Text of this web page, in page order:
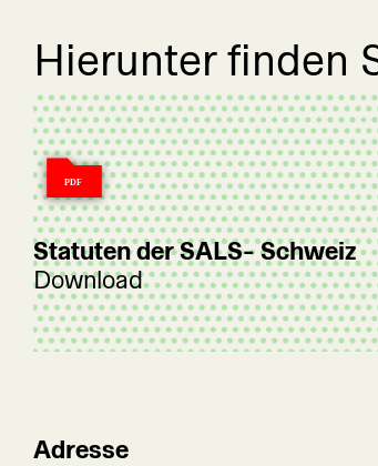
Hierunter finden
Statuten der SALS- Schweiz
Download
Adresse